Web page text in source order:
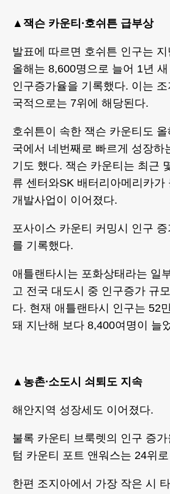
▲ 잭슨 카운티∙호쉬튼 급부상
발표에 따르면 호쉬튼 인구는
올해는 8,600명으로 늘어 1년
인구증가율을 기록했다. 이는
국적으로는 7위에 해당된다.
호쉬튼이 속한 잭슨 카운티도
국에서 네번째로 빠르게 성장하
기도 했다. 잭슨 카운티는 최근
류 센터와SK 배터리아메리카가
개발사업이 이어졌다.
포사이스 카운티 커밍시 인구 증
를 기록했다.
애틀랜타시는 포화상태라는 일
고 전국 대도시 중 인구증가 규
다. 현재 애틀랜타시 인구는 52
돼 지난해 보다 8,400여명이 늘
▲ 농촌∙소도시 쇠퇴도 지속
해안지역 성장세도 이어졌다.
불록 카운티 브룩렛의 인구 증
텀 카운티 포트 앤워스는 24위
한편 조지아에서 가장 작은 시